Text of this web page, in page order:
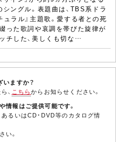
ングル。表題曲は、TBS系ドラ
ュラル』主題歌。愛する者との死
った歌詞や哀調を帯びた旋律が
チした、美しくも切な…
ますか？
、 こちらからお知らせください。
報はご提供可能です。
るいはCD・DVD等のカタログ情
い。